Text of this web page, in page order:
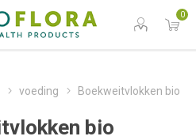
0
voeding Boekweitvlokken bio
bio